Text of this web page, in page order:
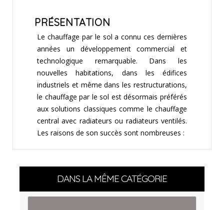
PRÉSENTATION
Le chauffage par le sol a connu ces dernières
années un développement commercial et
technologique remarquable. Dans les
nouvelles habitations, dans les édifices
industriels et même dans les restructurations,
le chauffage par le sol est désormais préférés
aux solutions classiques comme le chauffage
central avec radiateurs ou radiateurs ventilés.
Les raisons de son succès sont nombreuses :
DANS LA MÊME CATÉGORIE